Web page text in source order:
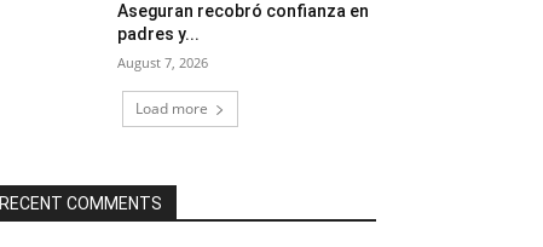
Aseguran recobró confianza en
padres y...
August 7, 2026
Load more
RECENT COMMENTS